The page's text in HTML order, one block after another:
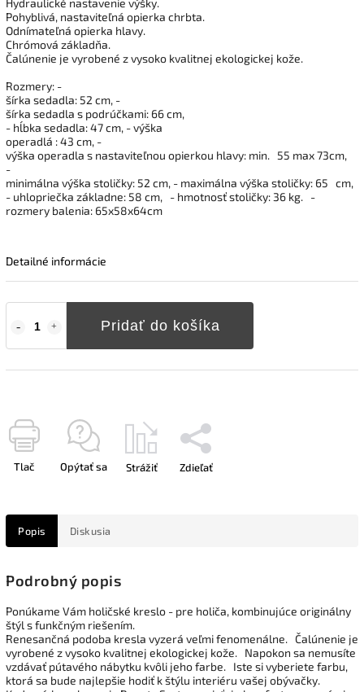
Pridať do košíka
Pohyblivá, nastaviteľná opierka chrbta.
Odnímateľná opierka hlavy.
Chrómová základňa.
Čalúnenie je vyrobené z vysoko kvalitnej ekologickej kože.
Rozmery: -
šírka sedadla: 52 cm, -
šírka sedadla s podrúčkami: 66 cm,
- hĺbka sedadla: 47 cm, - výška
operadlá : 43 cm, -
výška operadla s nastaviteľnou opierkou hlavy: min. 55 max 73cm,
-
minimálna výška stoličky: 52 cm, - maximálna výška stoličky: 65 cm,
- uhlopriečka základne: 58 cm, - hmotnosť stoličky: 36 kg. -
rozmery balenia: 65x58x64cm
Detailné informácie
Tlač Opýtať sa Strážiť Zdieľať
Popis Diskusia
Podrobný popis
Ponúkame Vám holičské kreslo - pre holiča, kombinujúce originálny
štýl s funkčným riešením.
Renesančná podoba kresla vyzerá veľmi fenomenálne. Čalúnenie je
vyrobené z vysoko kvalitnej ekologickej kože. Napokon sa nemusíte
vzdávať pútavého nábytku kvôli jeho farbe. Iste si vyberiete farbu,
ktorá sa bude najlepšie hodiť k štýlu interiéru vašej obývačky.